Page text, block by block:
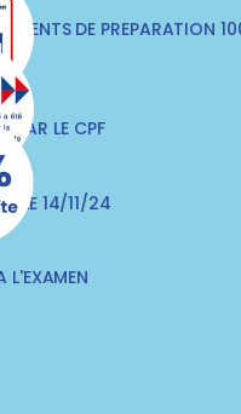
DE PREPARATION
PAR LE CPF
LE 14/11/24
L'EXAMEN